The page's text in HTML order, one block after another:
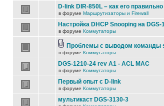
D-link DIR-850L – как его
в форуме Маршрутизаторы и Firewall
Настройка DHCP Snooping на DGS-
в форуме Коммутаторы
Проблемы с выводом команды
в форуме Коммутаторы
DGS-1210-24 rev A1 - ACL MAC
в форуме Коммутаторы
Первый опыт с D-link
в форуме Коммутаторы
мультикаст DGS-3130-3